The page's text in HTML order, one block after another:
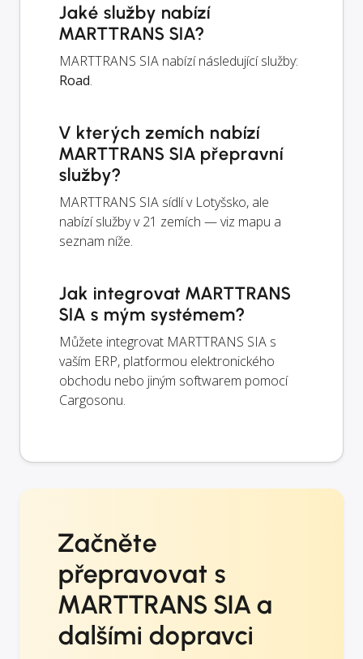
Jaké služby nabízí
MARTTRANS SIA?
MARTTRANS SIA nabízí následující služby:
Road.
V kterých zemích nabízí
MARTTRANS SIA přepravní
služby?
MARTTRANS SIA sídlí v Lotyšsko, ale
nabízí služby v 21 zemích — viz mapu a
seznam níže.
Jak integrovat MARTTRANS
SIA s mým systémem?
Můžete integrovat MARTTRANS SIA s
vaším ERP, platformou elektronického
obchodu nebo jiným softwarem pomocí
Cargosonu.
Začněte
přepravovat s
MARTTRANS SIA a
dalšími dopravci